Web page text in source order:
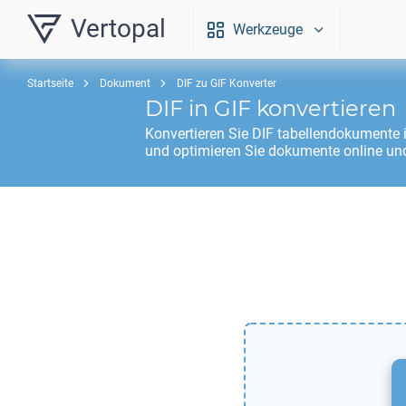
Vertopal Werkzeuge
Startseite Dokument DIF zu GIF Konverter
DIF in GIF konvertieren
Konvertieren Sie DIF tabellendokumente
und optimieren Sie dokumente online